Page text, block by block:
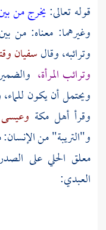
قوله تعالى:يخرج من
وغيرهما: معناه: من
وترائبه، وقالسفيان
وترائب المرأة،
ويحتمل أن يكون
وقرأ أهل مكة وعيسى
و"التريبة" من الإنسان:
معلق الحلي على
العبدي: